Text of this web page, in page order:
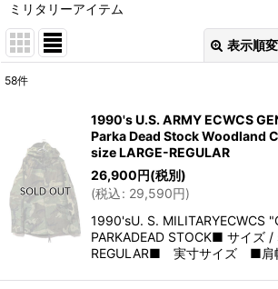
ミリタリーアイテム
表示順
在庫あり
並び順:
絞り込む
58件
1990's U.S. ARMY ECWCS
Parka Dead Stock Woodland
size LARGE-REGULAR
26,900円(税別)
(税込: 29,590円)
1990'sU. S. MILITARYECWCS
PARKADEAD STOCK■ サイズ
REGULAR■ 実寸サイズ ■肩